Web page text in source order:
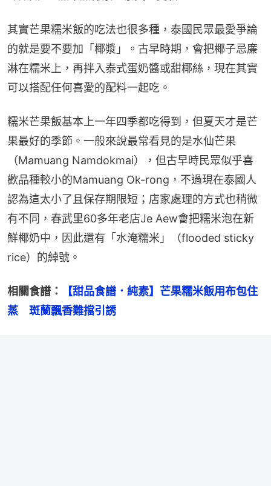
其實芒果糯米飯的吃法也很多種，泰國民眾最愛爭論
的就是要不要加「椰漿」。古早時期，會把椰子忌廉
淋在糯米上，再拌入泰式蛋奶醬或甜椰絲，現在其實
可以搭配任何喜愛的配料一起吃。
糯米芒果飯基本上一年四季都吃得到，但夏天才是芒
果最好的季節。一般來說最常看見的是水仙芒果
（Mamuang Namdokmai），但古早時民眾似乎喜
歡品種較小的Mamuang Ok-rong，不過現在泰國人
認為這太小了且保存期限短；店家處理的方式也稍微
有不同，春武里60多年老店Je Aew會把糯米泡在新
鮮椰奶中，因此還有「水淹糯米」（flooded sticky
rice）的綽號。
相關食譜：
【甜品食譜．純素】芒果糯米飯用布包住
蒸　斑蘭飄香難擋引誘